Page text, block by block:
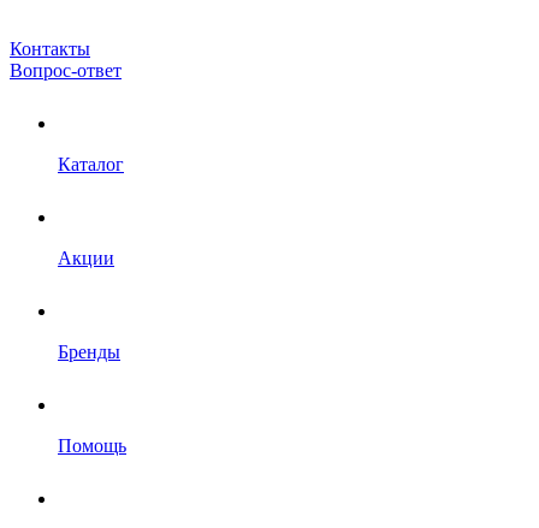
Контакты
Вопрос-ответ
Каталог
Акции
Бренды
Помощь